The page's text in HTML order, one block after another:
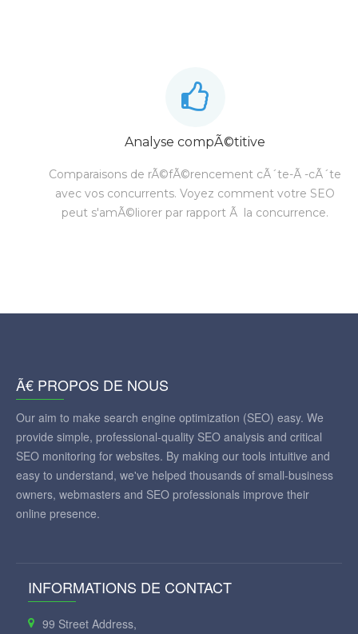
Analyse compÃ©titive
Comparaisons de rÃ©fÃ©rencement cÃ´te-Ã -cÃ´te
avec vos concurrents. Voyez comment votre SEO
peut s'amÃ©liorer par rapport Ã la concurrence.
Ã€ PROPOS DE NOUS
Our aim to make search engine optimization (SEO) easy. We
provide simple, professional-quality SEO analysis and critical
SEO monitoring for websites. By making our tools intuitive and
easy to understand, we've helped thousands of small-business
owners, webmasters and SEO professionals improve their
online presence.
INFORMATIONS DE CONTACT
99 Street Address,